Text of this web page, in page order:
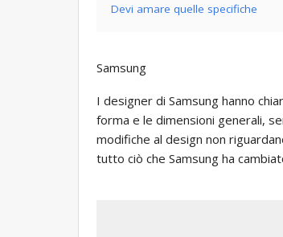
Devi amare quelle specifiche
Samsung
I designer di Samsung hanno
forma e le dimensioni generali,
modifiche al design non
tutto ciò che Samsung ha